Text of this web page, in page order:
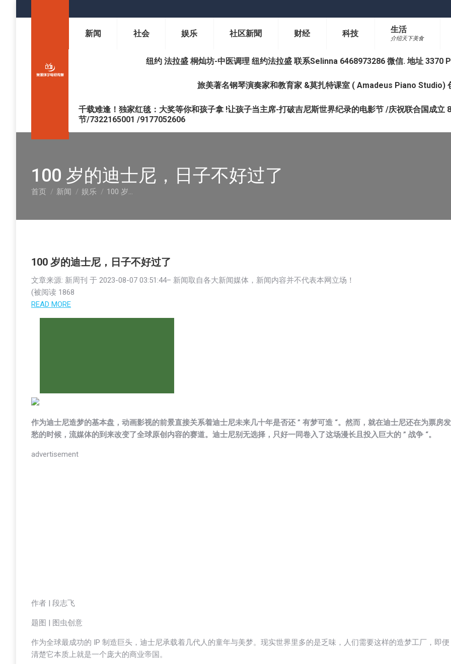
新闻 社会 娱乐 社区新聞 财经 科技 生活
介绍天下美食
纽约 法拉盛 桐灿坊-中医调理 纽约法拉盛 联系Selinna 6468973286 微信. 地址
旅美著名钢琴演奏家和教育家 &莫扎特课室 ( Amadeus Piano Studio)
千载难逢！独家红毯：大奖等你和孩子拿 !让孩子当主席-打破吉尼斯世界纪录的电影节 /庆祝联合国成立
节/7322165001 /9177052606
100 岁的迪士尼，日子不好过了
您在这里：
首页 新闻 娱乐 100 岁…
100 岁的迪士尼，日子不好过了
文章来源: 新周刊 于 2023-08-07 03:51:44– 新闻取自各大新闻媒体，新闻内容并不代表本网立场！
(被阅读 1868
READ MORE
作为迪士尼造梦的基本盘，动画影视的前景直接关系着迪士尼未来几十年是否还 ” 有梦可造 “。然而，就在迪士尼还在为票房发
愁的时候，流媒体的到来改变了全球原创内容的赛道。迪士尼别无选择，只好一同卷入了这场漫长且投入巨大的 ” 战争 “。
advertisement
作者 | 段志飞
题图 | 图虫创意
作为全球最成功的 IP 制造巨头，迪士尼承载着几代人的童年与美梦。现实世界里多的是乏味，人们需要这样的造梦工厂，即便
清楚它本质上就是一个庞大的商业帝国。